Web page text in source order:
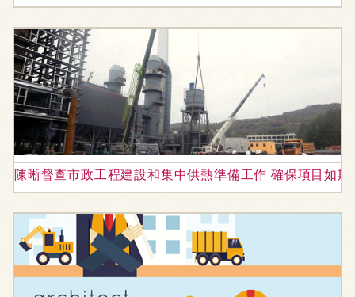
陳晰督查市政工程建設和集中供熱準備工作 確保項目如